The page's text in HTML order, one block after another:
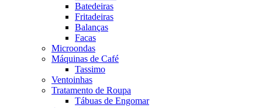
Batedeiras
Fritadeiras
Balanças
Facas
Microondas
Máquinas de Café
Tassimo
Ventoinhas
Tratamento de Roupa
Tábuas de Engomar